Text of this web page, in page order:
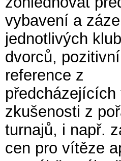
vybavení a
jednotlivých
dvorců, pozitivní
reference z
předcházejících
zkušenosti z
turnajů, i např.
cen pro vítěze